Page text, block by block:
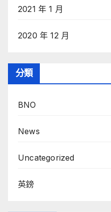
2021 年 1 月
2020 年 12 月
分類
BNO
News
Uncategorized
英鎊